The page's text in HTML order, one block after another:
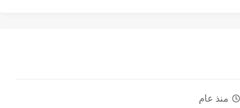
منذ عام